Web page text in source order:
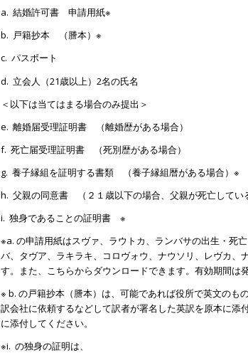
a. 結婚許可書 申請用紙※
b. 戸籍抄本 （謄本）※
c. パスポート
d. 立会人（21歳以上）2名の氏名
＜以下は当てはまる場合のみ提出＞
e. 離婚届受理証明書 （離婚歴がある場合）
f. 死亡届受理証明書 （死別歴がある場合）
g. 養子縁組を証明する書類 （養子縁組暦がある場合）※
h. 父親の同意書 （２１歳以下の場合、父親が死亡してい
i. 独身であることの証明書 ※
※a. の申請用紙はスヴァ、ラウトカ、ランバサの出生・死
バ、タヴア、ラキラキ、コロヴォウ、ナウソリ、レヴカ、
す。また、 こちらからダウンロードできます。有効期間は
※ b. の戸籍抄本（謄本）は、可能であれば役所で英文の
訳会社に依頼するなどして訳者が署名した英訳を原本に
に添付してください。
※i. の独身の証明は、